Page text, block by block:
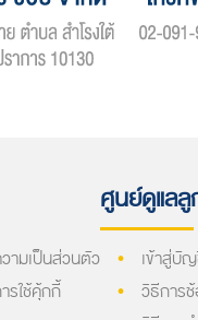
ามเป็นส่วนตัว
รใช้คุ้กกี้
ศูนย์ดูแลลู
เข้าสู่บั
วิธีการ